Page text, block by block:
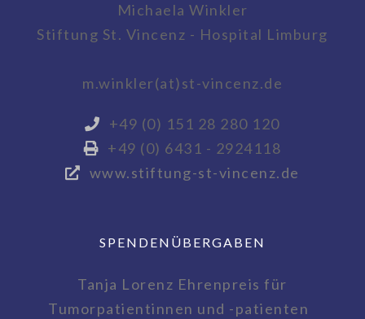
Michaela Winkler
Stiftung St. Vincenz - Hospital Limburg
m.winkler(at)st-vincenz.de
+49 (0) 151 28 280 120
+49 (0) 6431 - 2924118
www.stiftung-st-vincenz.de
SPENDENÜBERGABEN
Tanja Lorenz Ehrenpreis für
Tumorpatientinnen und -patienten